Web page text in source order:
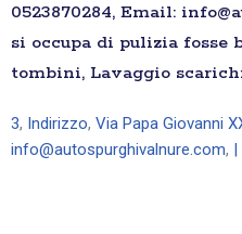
0523870284, Email:
si occupa di pulizia fosse
tombini, Lavaggio
3, Indirizzo, Via Papa Giovanni
info@autospurghivalnure.com,